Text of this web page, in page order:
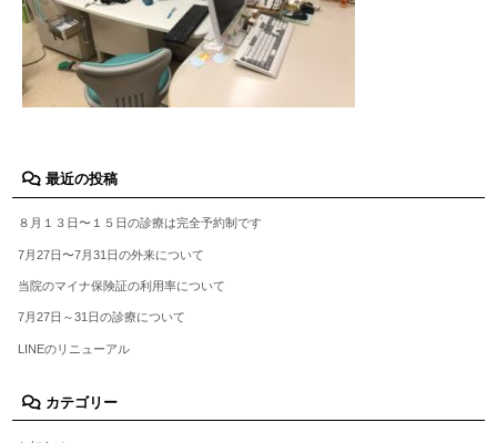
最近の投稿
８月１３日〜１５日の診療は完全予約制です
7月27日〜7月31日の外来について
当院のマイナ保険証の利用率について
7月27日～31日の診療について
LINEのリニューアル
カテゴリー